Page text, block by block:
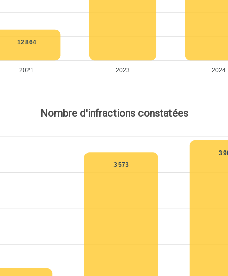
12 864
2021 2023 2024
Nombre d'infractions constatées
3 573
3